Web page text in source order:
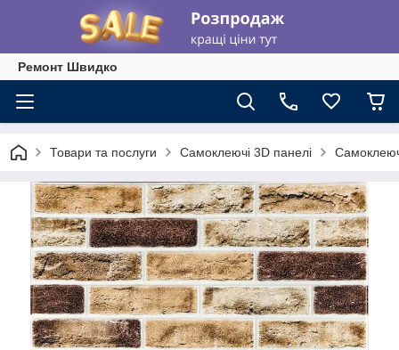
Ремонт Швидко
Товари та послуги Самоклеючі 3D панелі